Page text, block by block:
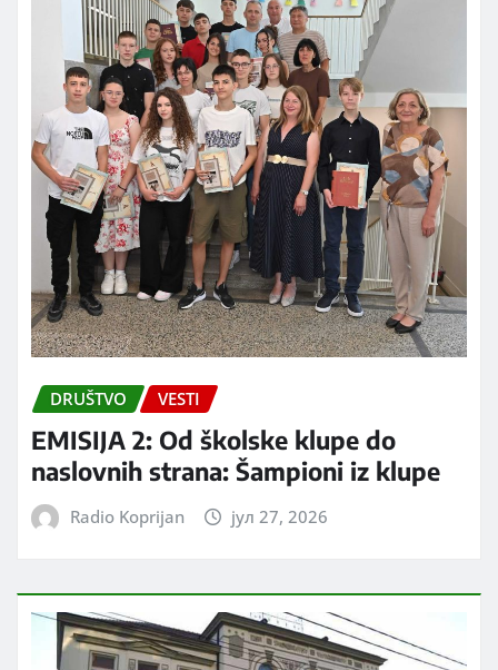
DRUŠTVO VESTI
EMISIJA 2: Od školske klupe do
naslovnih strana: Šampioni iz klupe
Radio Koprijan јул 27, 2026